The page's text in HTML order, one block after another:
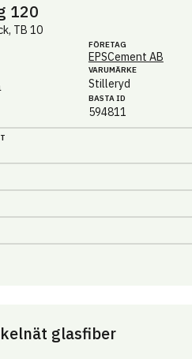
120
TB 10
FÖRETAG
EPSCement AB
VARUMÄRKE
Stilleryd
BASTA ID
594811
glasfiber